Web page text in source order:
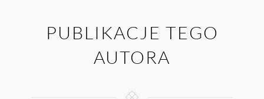
PUBLIKACJE TEGO
AUTORA